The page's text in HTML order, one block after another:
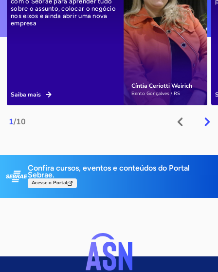
1/10
Cíntia Ceriotti Weirich
Bento Gonçalves / RS
sobre o assunto, colocar o negócio
nos eixos e ainda abrir uma nova
empresa
Saiba mais
Confira cursos, eventos e conteúdos do Portal
Sebrae.
Acesse o Portal